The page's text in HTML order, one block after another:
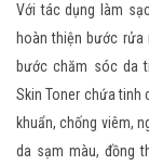
Với tác dụng làm
hoàn thiện bước
bước chăm sóc da
Skin Toner chứa tinh
khuẩn, chống viêm,
da sạm màu, đồng